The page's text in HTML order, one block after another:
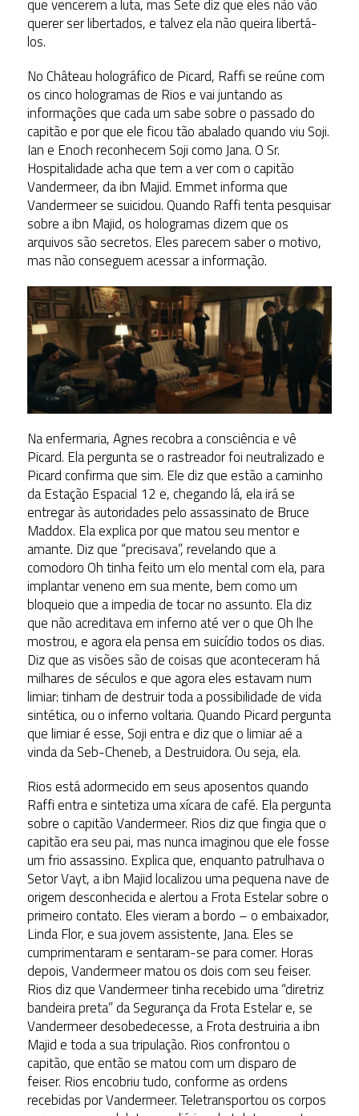
que vencerem a luta, mas Sete diz que eles não vão
querer ser libertados, e talvez ela não queira libertá-
los.
No Château holográfico de Picard, Raffi se reúne com
os cinco hologramas de Rios e vai juntando as
informações que cada um sabe sobre o passado do
capitão e por que ele ficou tão abalado quando viu Soji.
Ian e Enoch reconhecem Soji como Jana. O Sr.
Hospitalidade acha que tem a ver com o capitão
Vandermeer, da ibn Majid. Emmet informa que
Vandermeer se suicidou. Quando Raffi tenta pesquisar
sobre a ibn Majid, os hologramas dizem que os
arquivos são secretos. Eles parecem saber o motivo,
mas não conseguem acessar a informação.
Na enfermaria, Agnes recobra a consciência e vê
Picard. Ela pergunta se o rastreador foi neutralizado e
Picard confirma que sim. Ele diz que estão a caminho
da Estação Espacial 12 e, chegando lá, ela irá se
entregar às autoridades pelo assassinato de Bruce
Maddox. Ela explica por que matou seu mentor e
amante. Diz que “precisava”, revelando que a
comodoro Oh tinha feito um elo mental com ela, para
implantar veneno em sua mente, bem como um
bloqueio que a impedia de tocar no assunto. Ela diz
que não acreditava em inferno até ver o que Oh lhe
mostrou, e agora ela pensa em suicídio todos os dias.
Diz que as visões são de coisas que aconteceram há
milhares de séculos e que agora eles estavam num
limiar: tinham de destruir toda a possibilidade de vida
sintética, ou o inferno voltaria. Quando Picard pergunta
que limiar é esse, Soji entra e diz que o limiar aé a
vinda da Seb-Cheneb, a Destruidora. Ou seja, ela.
Rios está adormecido em seus aposentos quando
Raffi entra e sintetiza uma xícara de café. Ela pergunta
sobre o capitão Vandermeer. Rios diz que fingia que o
capitão era seu pai, mas nunca imaginou que ele fosse
um frio assassino. Explica que, enquanto patrulhava o
Setor Vayt, a ibn Majid localizou uma pequena nave de
origem desconhecida e alertou a Frota Estelar sobre o
primeiro contato. Eles vieram a bordo – o embaixador,
Linda Flor, e sua jovem assistente, Jana. Eles se
cumprimentaram e sentaram-se para comer. Horas
depois, Vandermeer matou os dois com seu feiser.
Rios diz que Vandermeer tinha recebido uma “diretriz
bandeira preta” da Segurança da Frota Estelar e, se
Vandermeer desobedecesse, a Frota destruiria a ibn
Majid e toda a sua tripulação. Rios confrontou o
capitão, que então se matou com um disparo de
feiser. Rios encobriu tudo, conforme as ordens
recebidas por Vandermeer. Teletransportou os corpos